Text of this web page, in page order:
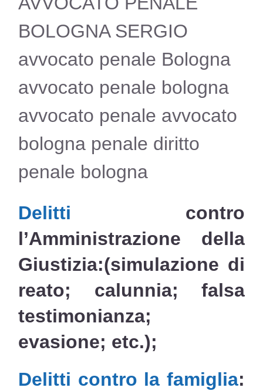
BOLOGNA SERGIO
avvocato penale Bologna
avvocato penale bologna
avvocato penale avvocato
bologna penale diritto
penale bologna
Delitti contro
l’Amministrazione della
Giustizia:(simulazione di
reato; calunnia; falsa
testimonianza;
evasione; etc.);
Delitti contro la famiglia: